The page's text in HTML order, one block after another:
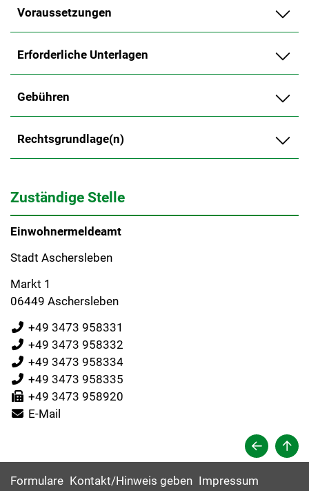
Voraussetzungen
Erforderliche Unterlagen
Gebühren
Rechtsgrundlage(n)
Zuständige Stelle
Einwohnermeldeamt
Stadt Aschersleben
Markt 1
06449 Aschersleben
+49 3473 958331
+49 3473 958332
+49 3473 958334
+49 3473 958335
+49 3473 958920
E-Mail
Formulare Kontakt/Hinweis geben Impressum